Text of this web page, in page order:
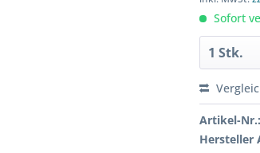
Sofort
Artikel-Nr.:
Hersteller